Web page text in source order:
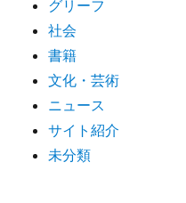
グリーフ
社会
書籍
文化・芸術
ニュース
サイト紹介
未分類